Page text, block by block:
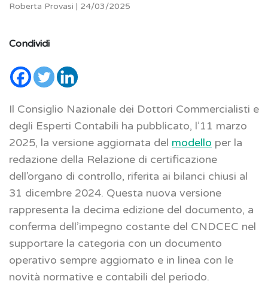
Roberta Provasi | 24/03/2025
Condividi
Il Consiglio Nazionale dei Dottori Commercialisti e
degli Esperti Contabili ha pubblicato, l’11 marzo
2025, la versione aggiornata del modello per la
redazione della Relazione di certificazione
dell’organo di controllo, riferita ai bilanci chiusi al
31 dicembre 2024. Questa nuova versione
rappresenta la decima edizione del documento, a
conferma dell’impegno costante del CNDCEC nel
supportare la categoria con un documento
operativo sempre aggiornato e in linea con le
novità normative e contabili del periodo.